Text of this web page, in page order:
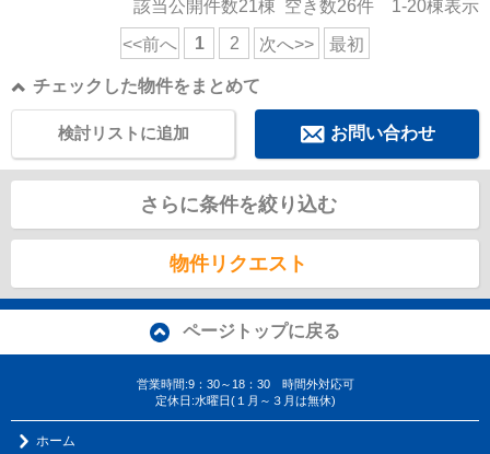
該当公開件数21棟 空き数26件 1-20棟表示
<<前へ 1 2 次へ>> 最初
チェックした物件をまとめて
お問い合わせ
検討リストに追加
さらに条件を絞り込む
物件リクエスト
ページトップに戻る
営業時間:9：30～18：30 時間外対応可
定休日:水曜日(１月～３月は無休)
ホーム